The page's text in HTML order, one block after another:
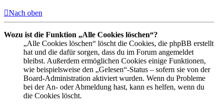
Nach oben
Wozu ist die Funktion „Alle Cookies löschen“?
„Alle Cookies löschen“ löscht die Cookies, die phpBB erstellt
hat und die dafür sorgen, dass du im Forum angemeldet
bleibst. Außerdem ermöglichen Cookies einige Funktionen,
wie beispielsweise den „Gelesen“-Status – sofern sie von der
Board-Administration aktiviert wurden. Wenn du Probleme
bei der An- oder Abmeldung hast, kann es helfen, wenn du
die Cookies löscht.